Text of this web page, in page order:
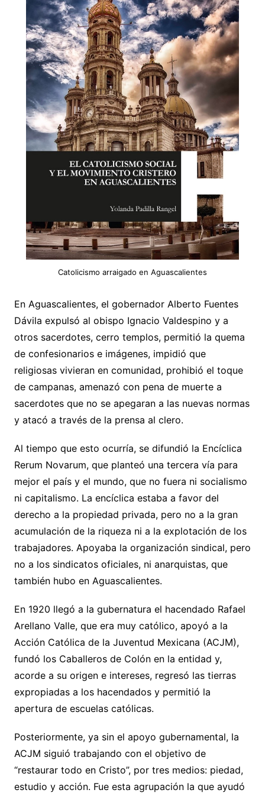
Catolicismo arraigado en Aguascalientes
En Aguascalientes, el gobernador Alberto Fuentes
Dávila expulsó al obispo Ignacio Valdespino y a
otros sacerdotes, cerro templos, permitió la quema
de confesionarios e imágenes, impidió que
religiosas vivieran en comunidad, prohibió el toque
de campanas, amenazó con pena de muerte a
sacerdotes que no se apegaran a las nuevas normas
y atacó a través de la prensa al clero.
Al tiempo que esto ocurría, se difundió la Encíclica
Rerum Novarum, que planteó una tercera vía para
mejor el país y el mundo, que no fuera ni socialismo
ni capitalismo. La encíclica estaba a favor del
derecho a la propiedad privada, pero no a la gran
acumulación de la riqueza ni a la explotación de los
trabajadores. Apoyaba la organización sindical, pero
no a los sindicatos oficiales, ni anarquistas, que
también hubo en Aguascalientes.
En 1920 llegó a la gubernatura el hacendado Rafael
Arellano Valle, que era muy católico, apoyó a la
Acción Católica de la Juventud Mexicana (ACJM),
fundó los Caballeros de Colón en la entidad y,
acorde a su origen e intereses, regresó las tierras
expropiadas a los hacendados y permitió la
apertura de escuelas católicas.
Posteriormente, ya sin el apoyo gubernamental, la
ACJM siguió trabajando con el objetivo de
“restaurar todo en Cristo”, por tres medios: piedad,
estudio y acción. Fue esta agrupación la que ayudó